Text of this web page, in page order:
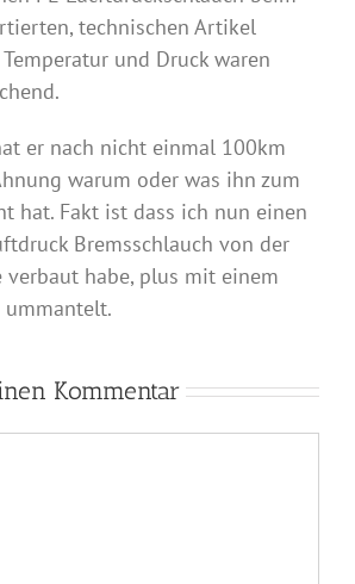
technischen Artikel
und Druck waren
er nach nicht einmal 100km
warum oder was ihn zum
hat. Fakt ist dass ich nun einen
Bremsschlauch von der
verbaut habe, plus mit einem
ummantelt.
Kommentar